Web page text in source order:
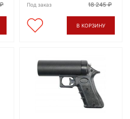
Под заказ 18 245
В КОРЗИНУ